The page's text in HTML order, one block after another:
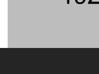
PRIVACY POLICY